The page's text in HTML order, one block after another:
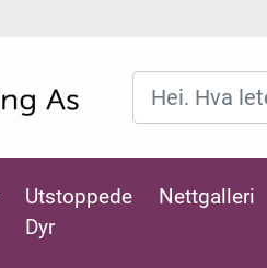
Utstoppede
Dyr
Nettgalleri